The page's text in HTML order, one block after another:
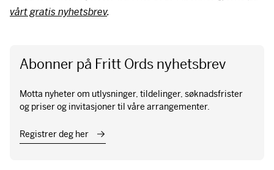
vårt gratis nyhetsbrev.
Abonner på Fritt Ords nyhetsbrev
Motta nyheter om utlysninger, tildelinger, søknadsfrister
og priser og invitasjoner til våre arrangementer.
Registrer deg her